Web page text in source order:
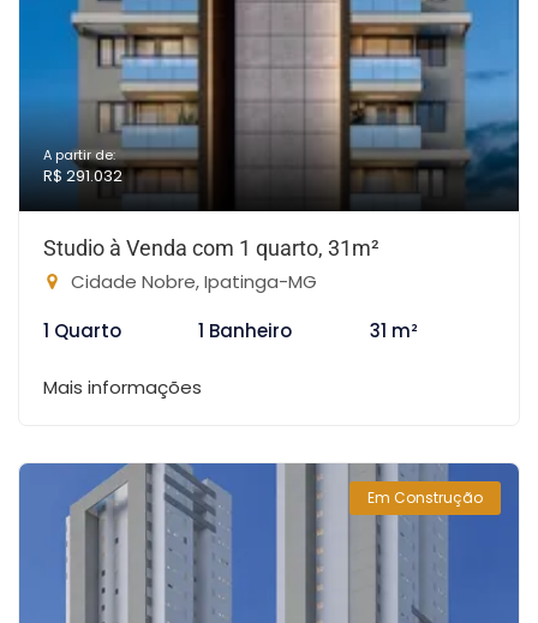
A partir de:
R$ 291.032
Studio à Venda com 1 quarto, 31m²
Cidade Nobre, Ipatinga-MG
1 Quarto
1 Banheiro 31 m²
Mais informações
Em Construção